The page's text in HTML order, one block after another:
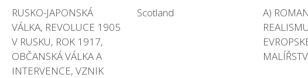
RUSKO-JAPONSKÁ
VÁLKA, REVOLUCE 1905
V RUSKU, ROK 1917,
OBČANSKÁ VÁLKA A
INTERVENCE, VZNIK
Scotland
A)